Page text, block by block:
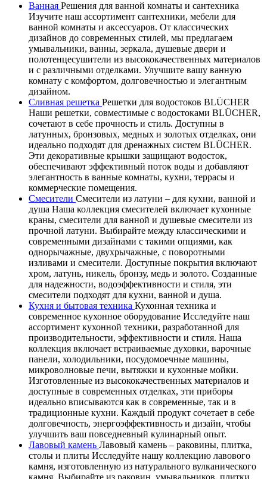
Ванная Решения для ванной комнаты и сантехника
Изучите наш ассортимент сантехники, мебели для
ванной комнаты и аксессуаров. От классических
дизайнов до современных стилей, мы предлагаем
умывальники, ванны, зеркала, душевые двери и
полотенцесушители из высококачественных материалов
и с различными отделками. Улучшите вашу ванную
комнату с комфортом, долговечностью и элегантным
дизайном.
Сливная решетка Решетки для водостоков BLÜCHER
Наши решетки, совместимые с водостоками BLÜCHER,
сочетают в себе прочность и стиль. Доступны в
латунных, бронзовых, медных и золотых отделках, они
идеально подходят для дренажных систем BLÜCHER.
Эти декоративные крышки защищают водосток,
обеспечивают эффективный поток воды и добавляют
элегантность в ванные комнаты, кухни, террасы и
коммерческие помещения.
Смесители Смесители из латуни – для кухни, ванной и
душа Наша коллекция смесителей включает кухонные
краны, смесители для ванной и душевые смесители из
прочной латуни. Выбирайте между классическими и
современными дизайнами с такими опциями, как
однорычажные, двухрычажные, с поворотными
изливами и смесители. Доступные покрытия включают
хром, латунь, никель, бронзу, медь и золото. Созданные
для надежности, водоэффективности и стиля, эти
смесители подходят для кухни, ванной и душа.
Кухня и бытовая техника Кухонная техника и
современное кухонное оборудование Исследуйте наш
ассортимент кухонной техники, разработанной для
производительности, эффективности и стиля. Наша
коллекция включает встраиваемые духовки, варочные
панели, холодильники, посудомоечные машины,
микроволновые печи, вытяжки и кухонные мойки.
Изготовленные из высококачественных материалов и
доступные в современных отделках, эти приборы
идеально вписываются как в современные, так и в
традиционные кухни. Каждый продукт сочетает в себе
долговечность, энергоэффективность и дизайн, чтобы
улучшить ваш повседневный кулинарный опыт.
Лавовый камень Лавовый камень – раковины, плитка,
столы и плиты Исследуйте нашу коллекцию лавового
камня, изготовленную из натурального вулканического
камня. Выбирайте из раковин, умывальников, плитки,